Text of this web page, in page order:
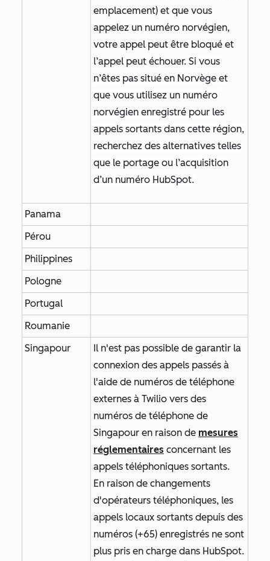
emplacement) et que vous
appelez un numéro norvégien,
votre appel peut être bloqué et
l’appel peut échouer. Si vous
n’êtes pas situé en Norvège et
que vous utilisez un numéro
norvégien enregistré pour les
appels sortants dans cette région,
recherchez des alternatives telles
que le portage ou l’acquisition
d’un numéro HubSpot.
Panama
Pérou
Philippines
Pologne
Portugal
Roumanie
Singapour
Il n'est pas possible de garantir la
connexion des appels passés à
l'aide de numéros de téléphone
externes à Twilio vers des
numéros de téléphone de
Singapour en raison de mesures
réglementaires concernant les
appels téléphoniques sortants.
En raison de changements
d'opérateurs téléphoniques, les
appels locaux sortants depuis des
numéros (+65) enregistrés ne sont
plus pris en charge dans HubSpot.